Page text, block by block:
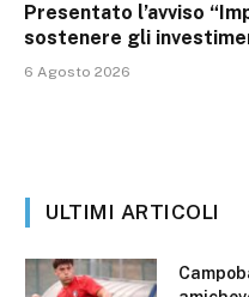
Presentato l’avviso
sostenere gli
6 Agosto 2026
ULTIMI ARTICOLI